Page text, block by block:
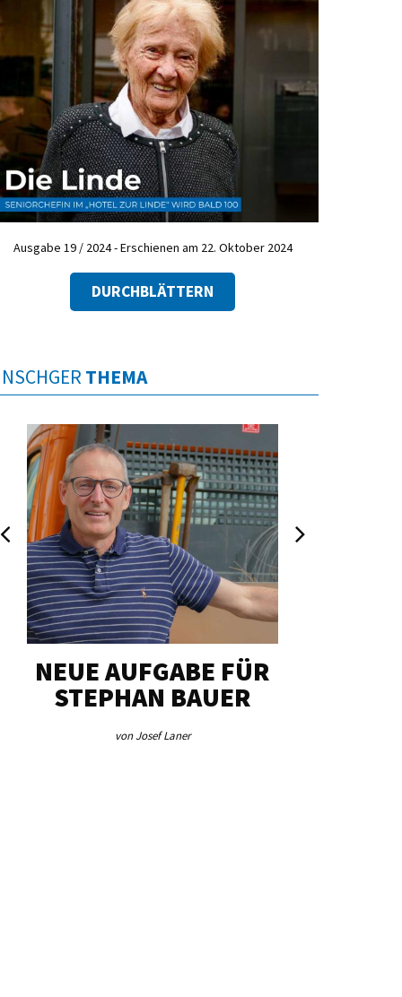
Ausgabe 19 / 2024 - Erschienen am 22. Oktober 2024
DURCHBLÄTTERN
THEMA
NEUE AUFGABE FÜR
STEPHAN BAUER
von Josef Laner